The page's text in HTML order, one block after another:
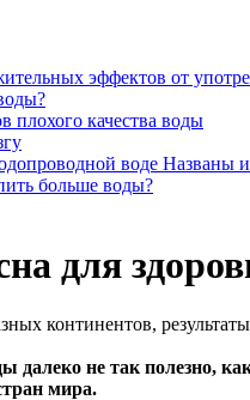
эффектов от
плохого качества воды
Названы
больше воды?
для
континентов,
не так полезно,
мира.